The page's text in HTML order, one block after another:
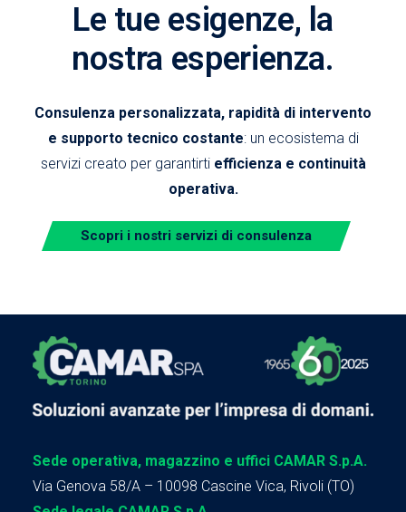
Le tue esigenze, la
nostra esperienza.
Consulenza personalizzata, rapidità di intervento
e supporto tecnico costante: un ecosistema di
servizi creato per garantirti efficienza e continuità
operativa.
Scopri i nostri servizi di consulenza
Sede operativa, magazzino e uffici CAMAR S.p.A.
Via Genova 58/A – 10098 Cascine Vica, Rivoli (TO)